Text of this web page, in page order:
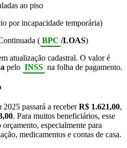
ao piso
por incapacidade temporária)
( BPC /LOAS)
atualização cadastral. O valor é
pelo INSS na folha de pagamento.
2025 passará a receberR$ 1.621,00,
. Para muitos beneficiários, esse
especialmente para
medicamentos e contas de casa.